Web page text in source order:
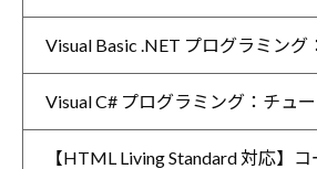
Visual Basic .NET プログラミング
Visual C# プログラミング：チュ
【HTML Living Standard 対応】